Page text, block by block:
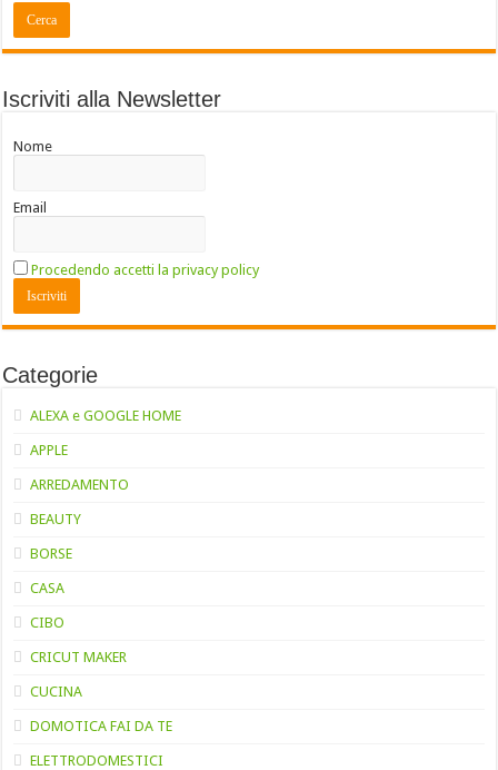
Iscriviti alla Newsletter
Nome
Email
Procedendo accetti la privacy policy
Categorie
ALEXA e GOOGLE HOME
APPLE
ARREDAMENTO
BEAUTY
BORSE
CASA
CIBO
CRICUT MAKER
CUCINA
DOMOTICA FAI DA TE
ELETTRODOMESTICI